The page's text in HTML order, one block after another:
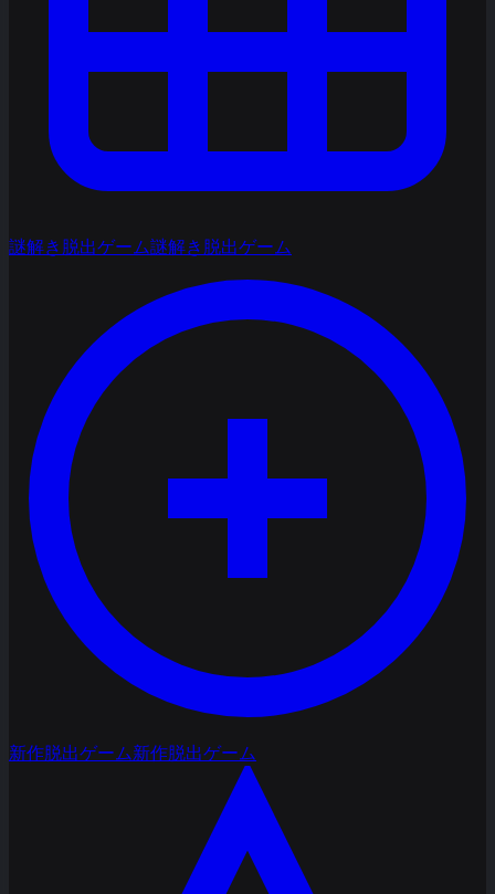
謎解き脱出ゲーム謎解き脱出ゲーム
新作脱出ゲーム新作脱出ゲーム